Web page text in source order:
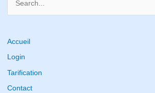
r
c
Accueil
Login
Tarification
Contact